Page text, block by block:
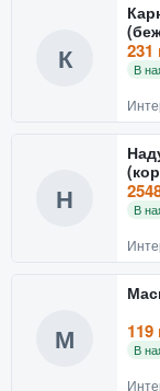
К 231
В
Н В
М 119
В